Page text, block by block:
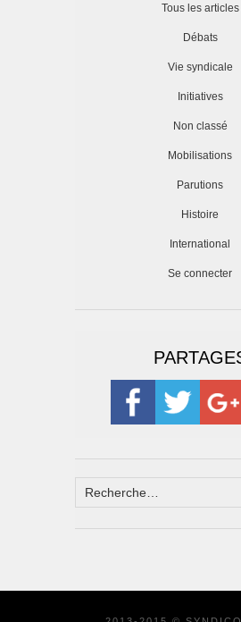
Tous les articles
Débats
Vie syndicale
Initiatives
Non classé
Mobilisations
Parutions
Histoire
International
Se connecter